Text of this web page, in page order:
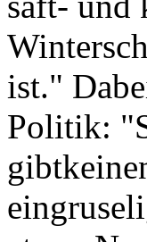
ist."
Politik: